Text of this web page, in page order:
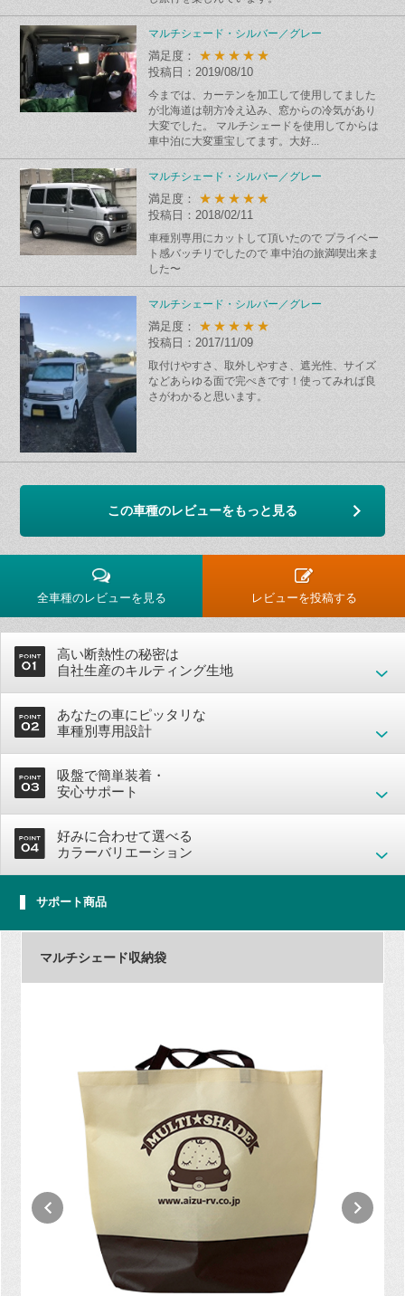
マルチシェード・シルバー／グレー
満足度： ★★★★★
投稿日：2019/08/10
今までは、カーテンを加工して使用してました
が北海道は朝方冷え込み、窓からの冷気があり
大変でした。 マルチシェードを使用してからは
車中泊に大変重宝してます。大好...
マルチシェード・シルバー／グレー
満足度： ★★★★★
投稿日：2018/02/11
車種別専用にカットして頂いたので プライベー
ト感バッチリでしたので 車中泊の旅満喫出来ま
した〜
マルチシェード・シルバー／グレー
満足度： ★★★★★
投稿日：2017/11/09
取付けやすさ、取外しやすさ、遮光性、サイズ
などあらゆる面で完ぺきです！使ってみれば良
さがわかると思います。
この車種のレビューをもっと見る
全車種のレビューを見る レビューを投稿する
高い断熱性の秘密は
自社生産のキルティング生地
あなたの車にピッタリな
車種別専用設計
吸盤で簡単装着・
安心サポート
好みに合わせて選べる
カラーバリエーション
サポート商品
マルチシェード収納袋